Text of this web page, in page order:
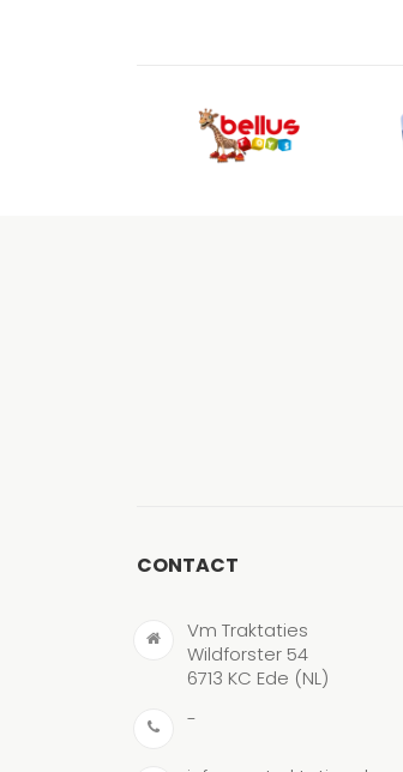
CONTACT
Vm Traktaties
Wildforster 54
6713 KC Ede (NL)
-